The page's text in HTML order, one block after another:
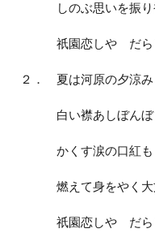
しのぶ思いを振り
祇園恋しや だらり
２． 夏は河原の夕涼み
白い襟あしぼんぼ
かくす涙の口紅も
燃えて身をやく大
祇園恋しや だらり